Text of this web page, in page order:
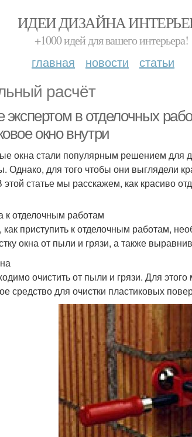
ИДЕИ ДИЗАЙНА
+1000 идей для вашего интерьера!
главная новости статьи
расчёт
экспертом в отделочных
окно внутри
окна стали популярным решением для
Однако, для того чтобы они выглядели
этой статье мы расскажем, как красиво
к отделочным работам
приступить к отделочным работам,
окна от пыли и грязи, а также
очистить от пыли и грязи. Для
средство для очистки пластиковых